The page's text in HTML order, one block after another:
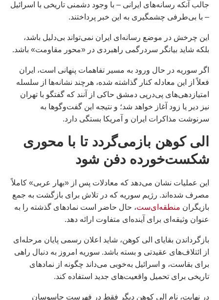
جالب آنکه رسانه‌های ایرانی – با وجود دشمنی تاریخی با اسرائیل
– با بی‌طرفی چشمگیری به این خبر پرداختند.
این چرخش در موضع رسانه‌ای ایران نمی‌تواند بی‌دلیل باشد،
بلکه شاید بیانگر سردرگمی راهبردی در «محور مقاومت» باشد.
اگر سوریه در حال ورود به مسیر تفاهمات پنهانی است، ایران
فعلاً از این معادله کنار گذاشته شده، هرچند نشانه‌ها از سلسله
امتیازدهی‌های پی‌درپی دمشق حاکی از آنند که گفتگو با تهران
نیز دیر یا زود آغاز خواهد شد؛ و نتیجه این گفت‌وگوها به
سرنوشت مذاکرات ایران و آمریکا بستگی دارد.
الی کوهن بازمی‌گردد تا با محوری
شکست‌خورده دفن شود
این عملیات نشان می‌دهد که معادلات پس از «بهار عربی» کاملاً
مصرف شده‌اند. رژیم سوریه که در تلاش برای بازگشت به جمع
بازیگران منطقه‌ای‌ست، حال حاضر است نمادهای گذشته را به
عنوان وثیقه‌ای برای آینده‌ای متفاوت ارائه دهد.
بازگرداندن بقایای الی کوهن، شاید اعلان رسمی پایان مرحله‌ای
از ائتلاف‌های عقیدتی و بسته باشد. سوریه امروز به دنبال راهی
برای بقاست، و اسرائیل به‌خوبی می‌داند چگونه از نمادهای
تاریخی برای تحمیل واقعیت‌های جدید استفاده کند.
در نهایت، نام الی کوهن دیگر فقط در فهرست جاسوسان